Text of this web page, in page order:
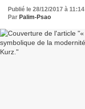
Publié le 28/12/2017 à 11:14
Par Palim-Psao